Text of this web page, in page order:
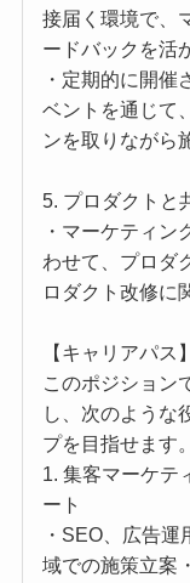
接届く環境で、
ードバックを活
・定期的に開催
ベントを通じて
ンを取りながら
5. プロダクトと
・マーケティン
わせて、プロダ
ロダクト改修に
【キャリアパス】
このポジション
し、次のような
プを目指せます。
1. 集客マーケテ
ート
・SEO、広告
域での施策立案